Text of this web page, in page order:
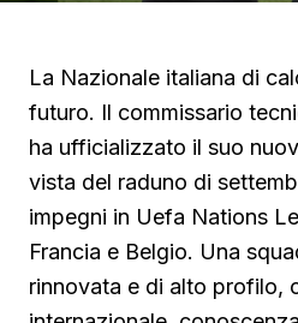
La Nazionale italiana di
futuro. Il commissario
ha ufficializzato il suo
vista del raduno di
impegni in Uefa Nations
Francia e Belgio. Una
rinnovata e di alto profilo,